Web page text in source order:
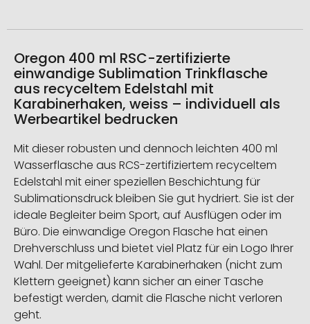
Oregon 400 ml RSC-zertifizierte
einwandige Sublimation Trinkflasche
aus recyceltem Edelstahl mit
Karabinerhaken, weiss – individuell als
Werbeartikel bedrucken
Mit dieser robusten und dennoch leichten 400 ml
Wasserflasche aus RCS-zertifiziertem recyceltem
Edelstahl mit einer speziellen Beschichtung für
Sublimationsdruck bleiben Sie gut hydriert. Sie ist der
ideale Begleiter beim Sport, auf Ausflügen oder im
Büro. Die einwandige Oregon Flasche hat einen
Drehverschluss und bietet viel Platz für ein Logo Ihrer
Wahl. Der mitgelieferte Karabinerhaken (nicht zum
Klettern geeignet) kann sicher an einer Tasche
befestigt werden, damit die Flasche nicht verloren
geht.